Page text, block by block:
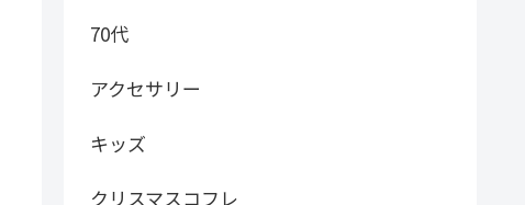
70代
アクセサリー
キッズ
クリスマスコフレ